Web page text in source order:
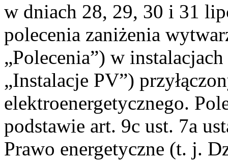
w dniach 28, 29, 30 i 31
polecenia zaniżenia
„Polecenia”) w
„Instalacje PV”)
elektroenergetycznego.
podstawie art. 9c ust. 7a
Prawo energetyczne (t. j.